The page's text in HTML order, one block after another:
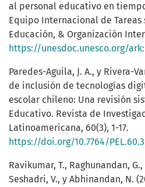
al personal educativo en
Equipo Internacional de Tareas
Educación, & Organización
https://unesdoc.unesco.org/ark:/
Paredes-Aguila, J. A., y Rivera-
de inclusión de tecnologías
escolar chileno: Una revisión
Educativo. Revista de
Latinoamericana, 60(3), 1-17.
https://doi.org/10.7764/
Ravikumar, T., Raghunandan,
Seshadri, V., y Abhinandan, N.